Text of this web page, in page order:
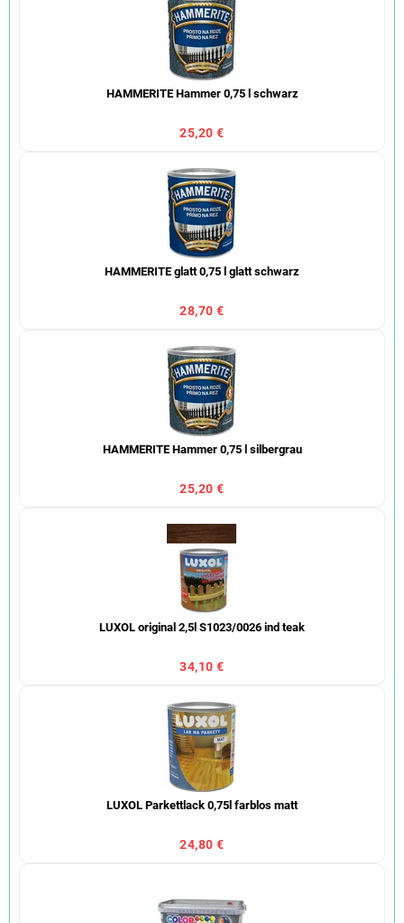
HAMMERITE Hammer 0,75 l schwarz
25,20 €
HAMMERITE glatt 0,75 l glatt schwarz
28,70 €
HAMMERITE Hammer 0,75 l silbergrau
25,20 €
LUXOL original 2,5l S1023/0026 ind teak
34,10 €
LUXOL Parkettlack 0,75l farblos matt
24,80 €